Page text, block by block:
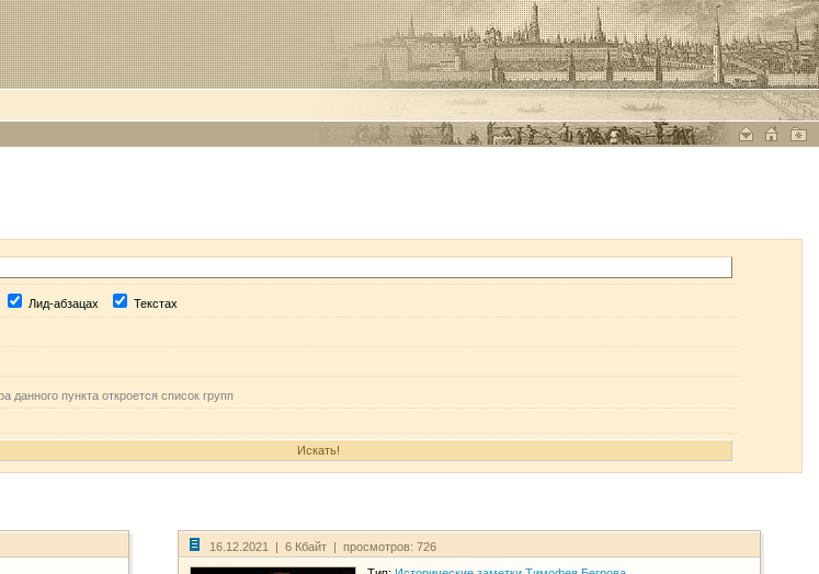
Лид-абзацах Текстах
данного пункта откроется список групп
16.12.2021 | 6 Кбайт | просмотров: 726